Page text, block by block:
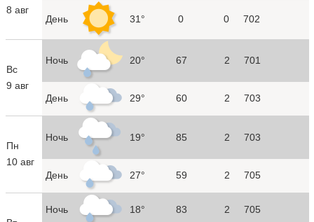
8 авг
День 31° 0 0 702
Вс
9 авг
Ночь 20° 67 2 701
День 29° 60 2 703
Пн
10 авг
Ночь 19° 85 2 703
День 27° 59 2 705
Ночь 18° 83 2 705